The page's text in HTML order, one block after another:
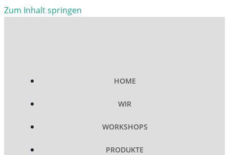
Zum Inhalt springen
HOME
WIR
WORKSHOPS
PRODUKTE